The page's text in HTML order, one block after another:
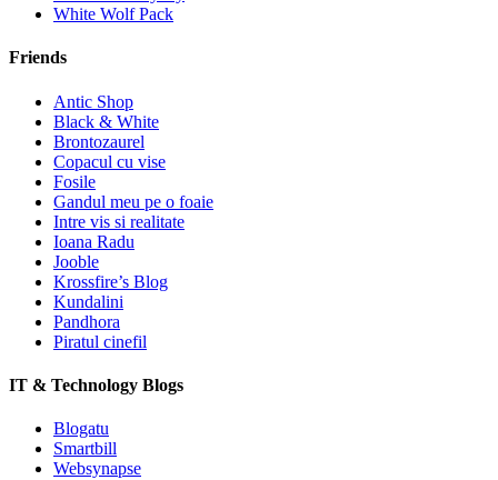
White Wolf Pack
Friends
Antic Shop
Black & White
Brontozaurel
Copacul cu vise
Fosile
Gandul meu pe o foaie
Intre vis si realitate
Ioana Radu
Jooble
Krossfire’s Blog
Kundalini
Pandhora
Piratul cinefil
IT & Technology Blogs
Blogatu
Smartbill
Websynapse